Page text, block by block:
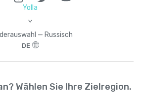
Yolla
>
— Russisch
DE
Wählen Sie Ihre Zielregion.